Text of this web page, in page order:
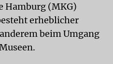
Hamburg (MKG)
erheblicher
beim Umgang